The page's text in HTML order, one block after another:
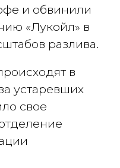
и обвинили
«Лукойл» в
разлива.
в
устаревших
свое